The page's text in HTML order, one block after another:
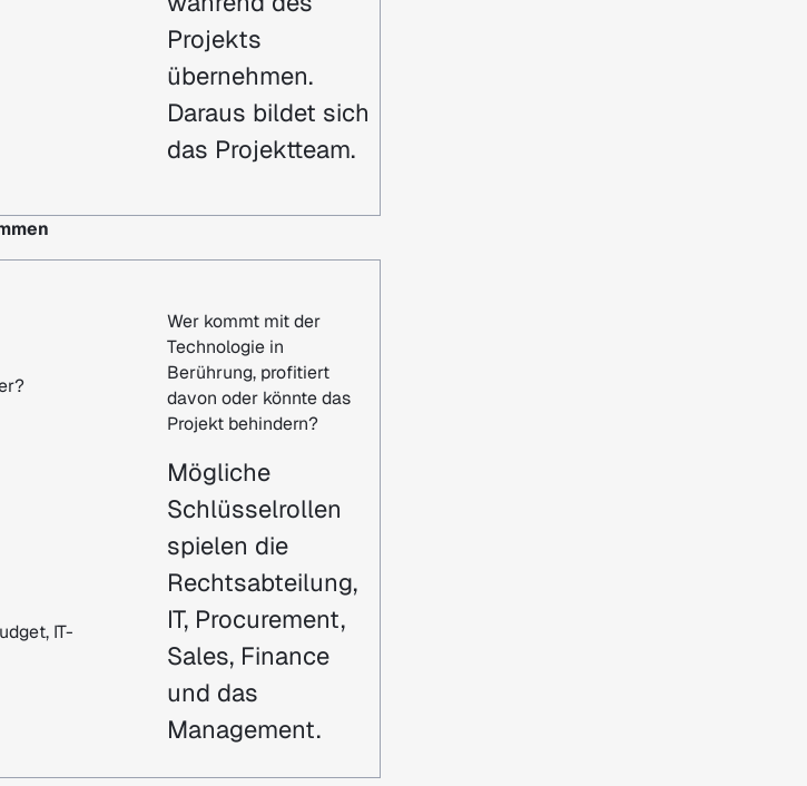
Projekts
übernehmen.
Daraus bildet sich
das Projektteam.
Wer kommt mit der
Technologie in
Berührung, profitiert
davon oder könnte das
Projekt behindern?
Mögliche
Schlüsselrollen
spielen die
Rechtsabteilung,
IT, Procurement,
Sales, Finance
und das
Management.
IT-